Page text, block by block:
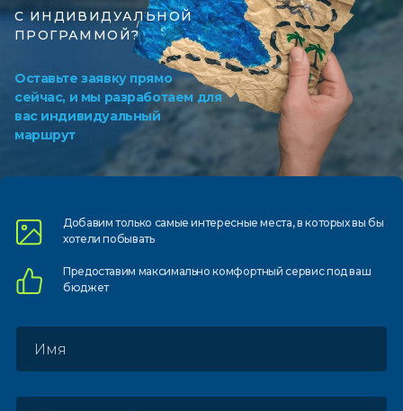
С ИНДИВИДУАЛЬНОЙ
ПРОГРАММОЙ?
Оставьте заявку прямо
сейчас, и мы разработаем для
вас индивидуальный
маршрут
Добавим только самыеинтересные места, в которыхвы бы
хотели побывать
Предоставим максимально комфортныйсервис под ваш
бюджет